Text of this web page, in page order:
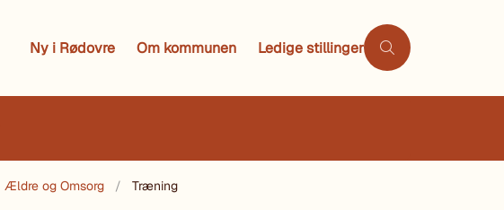
Ny i Rødovre Om kommunen Ledige stillinger
Ældre og Omsorg Træning